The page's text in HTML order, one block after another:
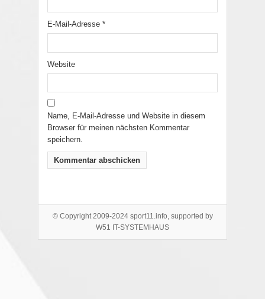
E-Mail-Adresse *
Website
Name, E-Mail-Adresse und Website in diesem
Browser für meinen nächsten Kommentar
speichern.
© Copyright 2009-2024 sport11.info, supported by
W51 IT-SYSTEMHAUS